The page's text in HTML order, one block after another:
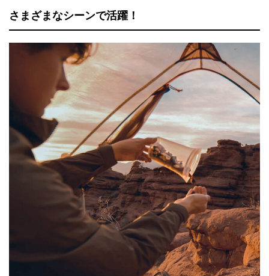
さまざまなシーンで活躍！